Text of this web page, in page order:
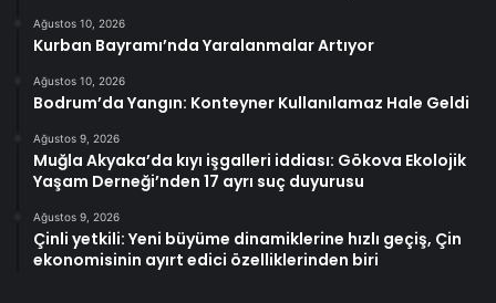
Ağustos 10, 2026
Kurban Bayramı’nda Yaralanmalar Artıyor
Ağustos 10, 2026
Bodrum’da Yangın: Konteyner Kullanılamaz Hale Geldi
Ağustos 9, 2026
Muğla Akyaka’da kıyı işgalleri iddiası: Gökova Ekolojik
Yaşam Derneği’nden 17 ayrı suç duyurusu
Ağustos 9, 2026
Çinli yetkili: Yeni büyüme dinamiklerine hızlı geçiş, Çin
ekonomisinin ayırt edici özelliklerinden biri